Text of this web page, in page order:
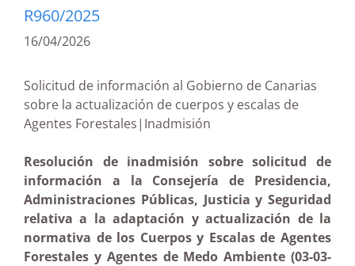
R960/2025
16/04/2026
Solicitud de información al Gobierno de Canarias
sobre la actualización de cuerpos y escalas de
Agentes Forestales|Inadmisión
Resolución de inadmisión sobre solicitud de
información a la Consejería de Presidencia,
Administraciones Públicas, Justicia y Seguridad
relativa a la adaptación y actualización de la
normativa de los Cuerpos y Escalas de Agentes
Forestales y Agentes de Medo Ambiente (03-03-